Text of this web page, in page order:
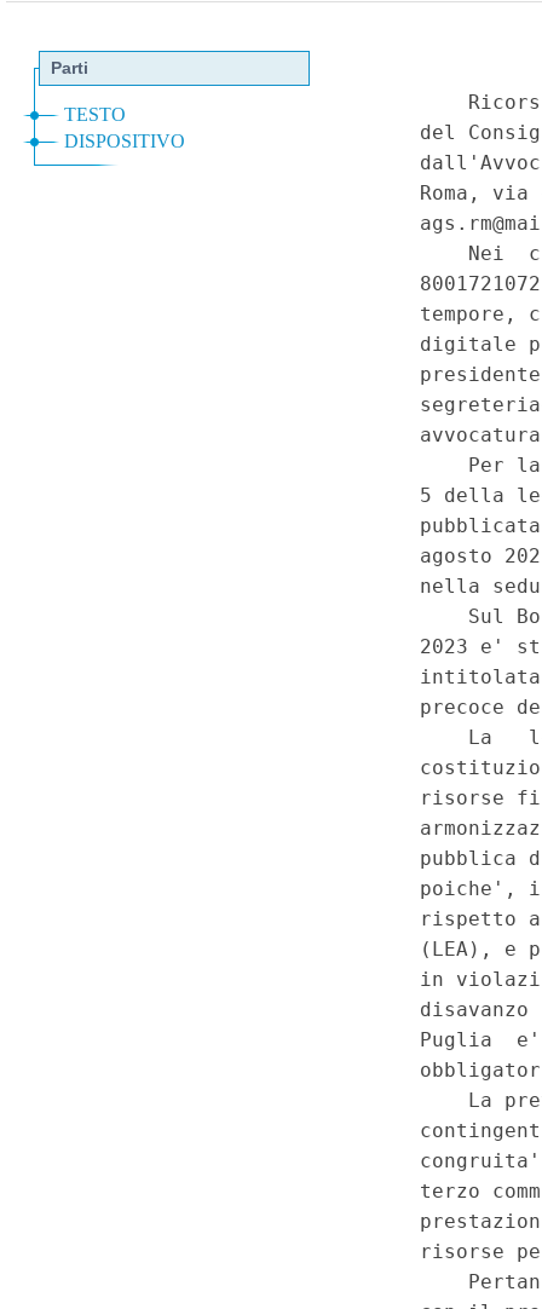
riparto alle aziende sanitarie
2023. - Legge della Regione
(Colon al sicuro. Progetto di
precoce del tumore al colon
sangue), art. 5. (23C00178)
Corte Costituzionale n.42